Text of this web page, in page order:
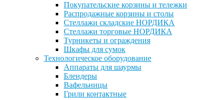
Покупательские корзины и тележки
Распродажные корзины и столы
Стеллажи складские НОРДИКА
Стеллажи торговые НОРДИКА
Турникеты и ограждения
Шкафы для сумок
Технологическое оборудование
Аппараты для шаурмы
Блендеры
Вафельницы
Грили контактные